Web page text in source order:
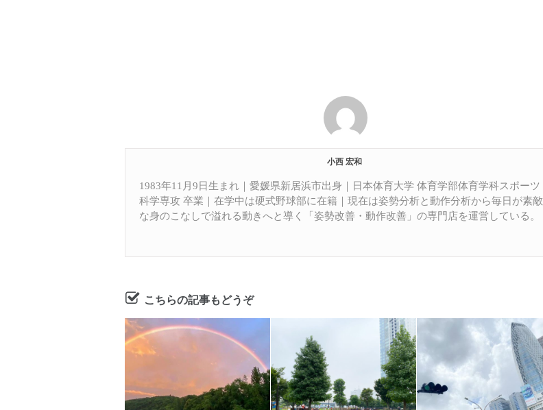
キ
を
使
っ
く
い。
小西 宏和
1983年11月9日生まれ｜愛媛県新居浜市出身｜日本体育大学 体育学部体育学科スポーツ
科学専攻 卒業｜在学中は硬式野球部に在籍｜現在は姿勢分析と動作分析から毎日が素敵
な身のこなしで溢れる動きへと導く「姿勢改善・動作改善」の専門店を運営している。
こちらの記事もどうぞ